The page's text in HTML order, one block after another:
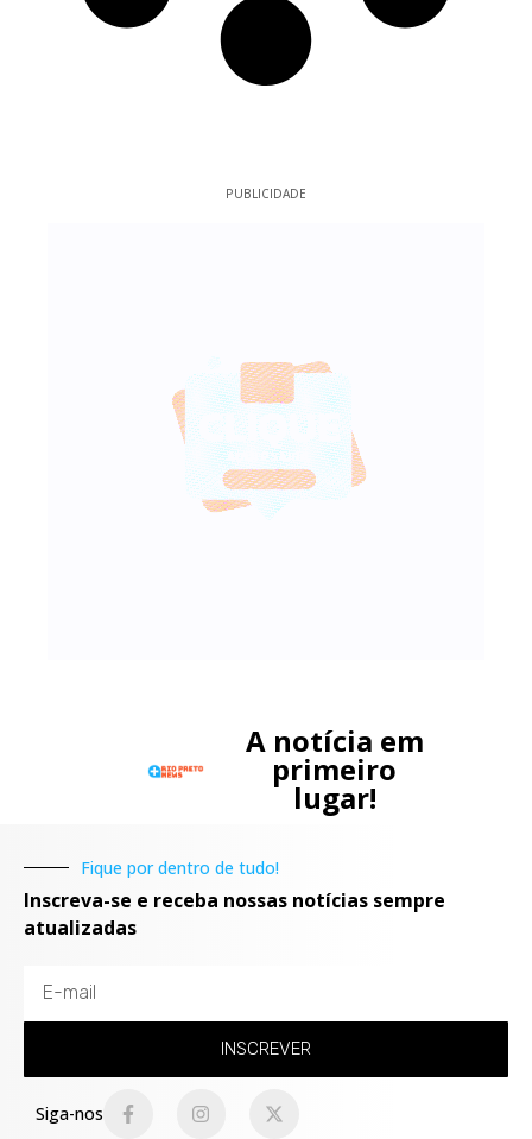
PUBLICIDADE
A notícia em
primeiro
lugar!
Fique por dentro de tudo!
Inscreva-se e receba nossas notícias sempre
atualizadas
INSCREVER
Siga-nos